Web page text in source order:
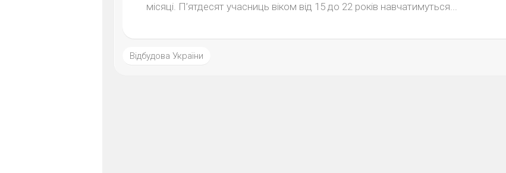
місяці. П’ятдесят учасниць віком від 15 до 22 років навчатимуться...
Відбудова України